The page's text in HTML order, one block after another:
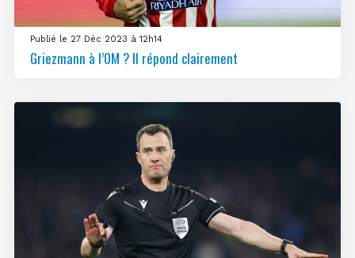
Publié le 27 Déc 2023 à 12h14
Griezmann à l’OM ? Il répond clairement